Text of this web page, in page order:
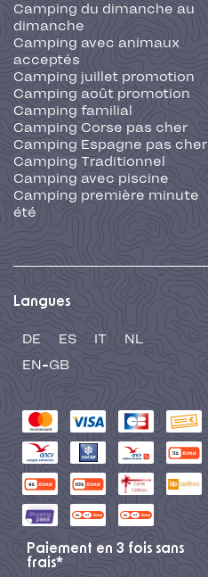
Camping du dimanche au
dimanche
Camping avec animaux
acceptés
Camping juillet promotion
Camping août promotion
Camping familial
Camping Corse pas cher
Camping Espagne pas cher
Camping Traditionnel
Camping avec piscine
Camping première minute
été
Langues
DE ES IT
NL
EN-GB
Paiement en 3 fois sans
frais*